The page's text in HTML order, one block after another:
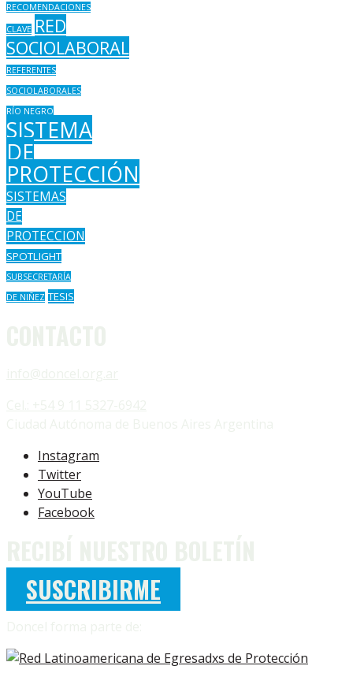
RECOMENDACIONES
CLAVE RED
SOCIOLABORAL
REFERENTES
SOCIOLABORALES
RÍO NEGRO
SISTEMA
DE
PROTECCIÓN
SISTEMAS
DE
PROTECCION
SPOTLIGHT
SUBSECRETARÍA
DE NIÑEZ TESIS
Instagram
Twitter
YouTube
Facebook
SUSCRIBIRME